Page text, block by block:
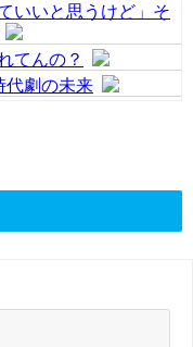
いいと思うけど」そ
てんの？
代劇の未来